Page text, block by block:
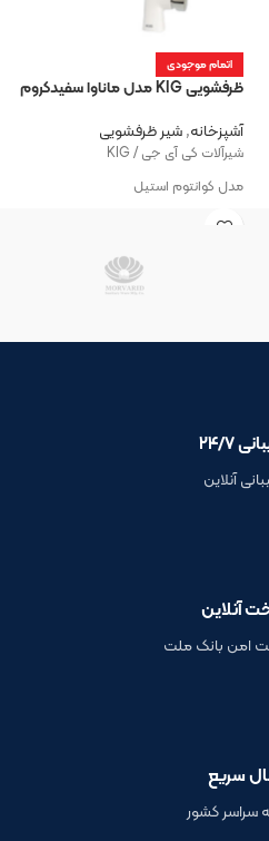
اتمام موجودی
ظرفشویی KIG مدل ماناوا سفیدکروم
آشپزخانه,شیر ظرفشویی
شیرآلات کی آی جی / KIG
مدل کوانتوم استیل
۲۴/۷
آنلاین
آنلاین
امن بانک ملت
سریع
سراسر کشور